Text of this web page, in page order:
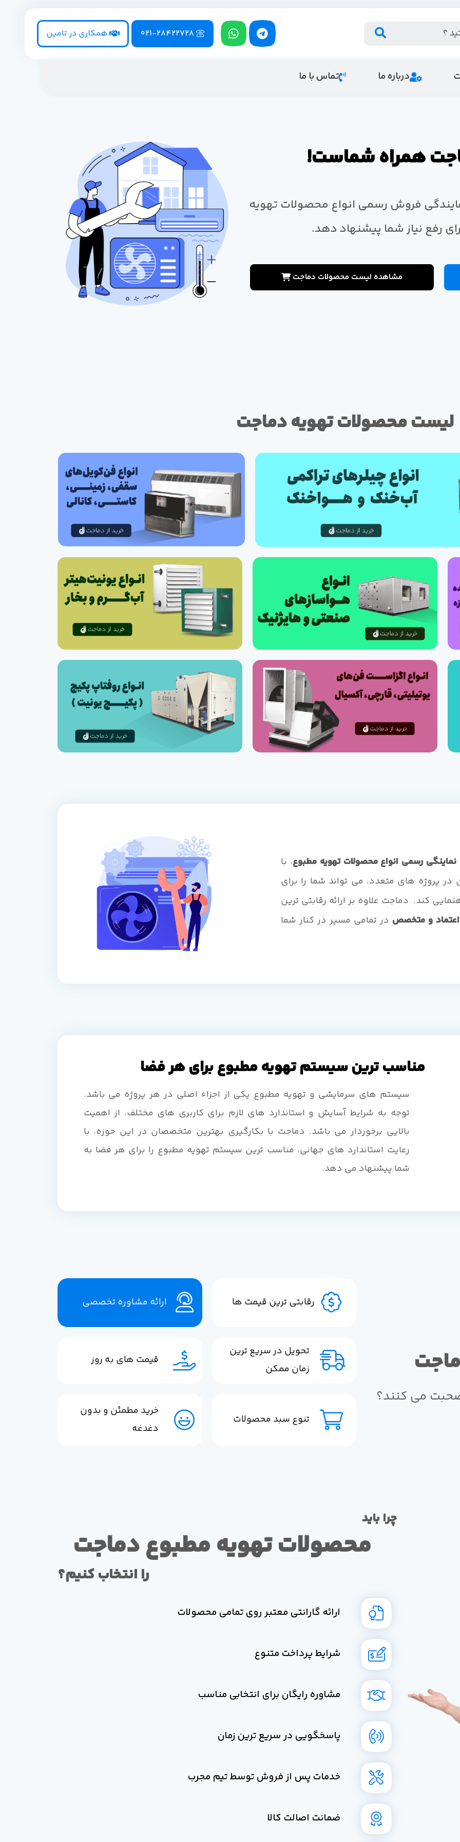
021-28422728 همکاری در تامین
درباره ما تماس با ما
همراه شماست!
فروش رسمی انواع محصولات تهویه
رفع نیاز شما پیشنهاد دهد.
مشاهده لیست محصولات دماجت
لیست محصولات تهویه دماجت
نماینگی رسمی انواع محصولات تهویه مطبوع، با
پروژه های متعدد، می تواند شما را برای
کند. دماجت علاوه بر ارائه رقابتی ترین
و متخصص در تمامی مسیر در کنار شما
مناسب ترین سیستم تهویه مطبوع برای هر فضا
سیستم های سرمایشی و تهویه مطبوع یکی از اجزاء اصلی در هر پروژه می باشد.
توجه به شرایط آسایش و استاندارد های لازم برای کاربری های مختلف، از اهمیت
بالایی برخوردار می باشد. دماجت با بکارگیری بهترین متخصصان در این حوزه، با
رعایت استاندارد های جهانی، مناسب ترین سیستم تهویه مطبوع را برای هر فضا به
شما پیشنهاد می دهد.
می کنند؟
رقابتی ترین قیمت ها ارائه مشاوره تخصصی
تحویل در سریع ترین
زمان ممکن
قیمت های به روز
تنوع سبد محصولات
خرید مطمئن و بدون
دغدغه
چرا باید
محصولات تهویه مطبوع دماجت
را انتخاب کنیم؟
ارائه گارانتی معتبر روی تمامی محصولات
شرایط پرداخت متنوع
مشاوره رایگان برای انتخابی مناسب
پاسخگویی در سریع ترین زمان
خدمات پس از فروش توسط تیم مجرب
ضمانت اصالت کالا